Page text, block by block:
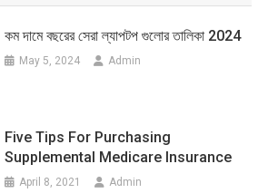
কম দামে বছরের সেরা ল্যাপটপ গুলোর তালিকা 2024
May 5, 2024 Admin
Five Tips For Purchasing
Supplemental Medicare Insurance
April 8, 2021 Admin